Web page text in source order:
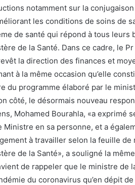
notamment sur la
les conditions de soins de
de santé qui répond à tous leurs
de la Santé. Dans ce cadre, le
la direction des finances et
à la même occasion qu’elle
du programme élaboré par le
côté, le désormais nouveau
Mohamed Bourahla, «a exprimé
Ministre en sa personne, et a
à travailler selon la feuille
de la Santé», a souligné la
de rappeler que le ministre de
du coronavirus qu’en dépit